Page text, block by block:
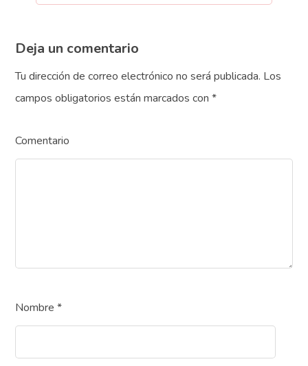
Deja un comentario
Tu dirección de correo electrónico no será publicada. Los
campos obligatorios están marcados con*
Comentario
Nombre*